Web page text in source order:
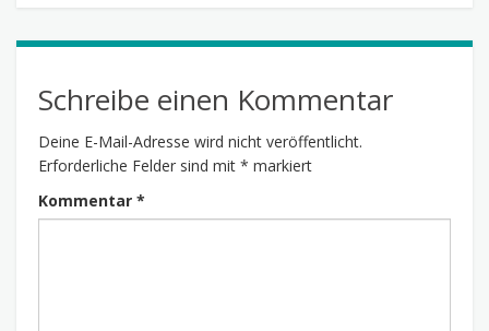
Schreibe einen Kommentar
Deine E-Mail-Adresse wird nicht veröffentlicht.
Erforderliche Felder sind mit * markiert
Kommentar *